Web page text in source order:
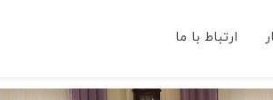
ارتباط با ما